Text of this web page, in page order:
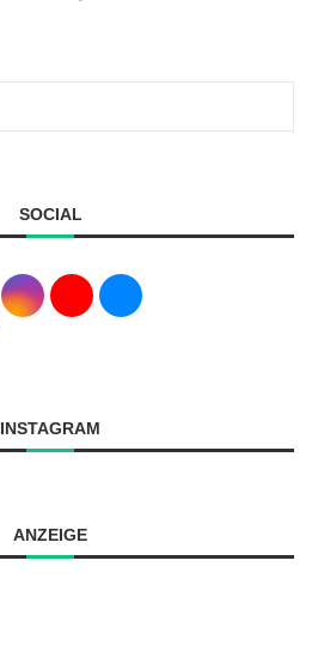
SOCIAL
INSTAGRAM
ANZEIGE